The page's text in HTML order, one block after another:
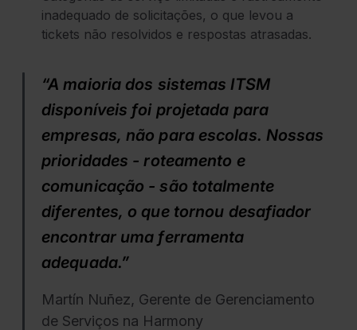
inadequado de solicitações, o que levou a
tickets não resolvidos e respostas atrasadas.
“A maioria dos sistemas ITSM
disponíveis foi projetada para
empresas, não para escolas. Nossas
prioridades - roteamento e
comunicação - são totalmente
diferentes, o que tornou desafiador
encontrar uma ferramenta
adequada.”
Martín Nuñez, Gerente de Gerenciamento
de Serviços na Harmony